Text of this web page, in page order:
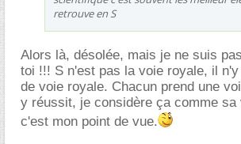
retrouve en S
Alors là, désolée, mais je ne suis
toi !!! S n'est pas la voie royale, il
de voie royale. Chacun prend une
y réussit, je considère ça comme sa
c'est mon point de vue.